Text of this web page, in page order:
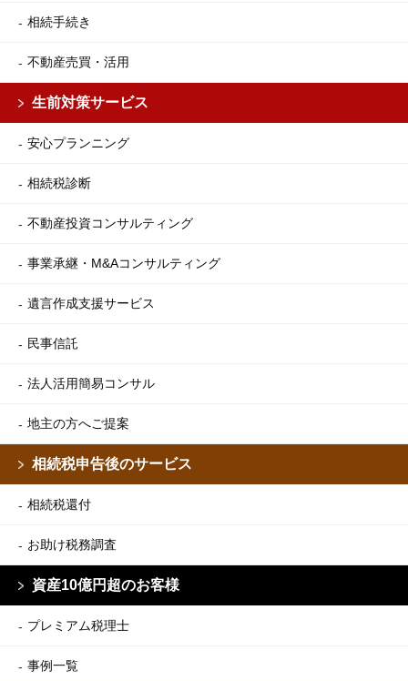
相続手続き
不動産売買・活用
生前対策サービス
安心プランニング
相続税診断
不動産投資コンサルティング
事業承継・M&Aコンサルティング
遺言作成支援サービス
民事信託
法人活用簡易コンサル
地主の方へご提案
相続税申告後のサービス
相続税還付
お助け税務調査
資産10億円超のお客様
プレミアム税理士
事例一覧